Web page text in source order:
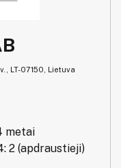
LT-07150, Lietuva
metai
2 (apdraustieji)